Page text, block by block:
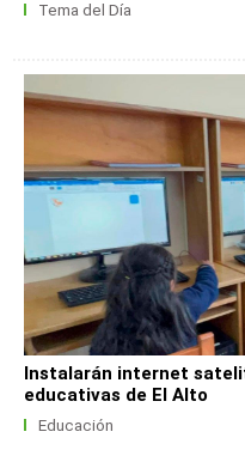
Tema del Día
Instalarán internet
educativas de El Alto
Educación